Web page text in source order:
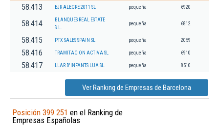
58.413 EJR ALEGRE 2011 SL pequeña 6920
58.414
BLANQUES REAL ESTATE
S.L.
pequeña 6812
58.415 PTX SALES SPAIN SL pequeña 2059
58.416 TRAMITACION ACTIVA SL pequeña 6910
58.417 LLAR D'INFANTS LUA SL. pequeña 8510
Ver Ranking de Empresas de Barcelona
Posición 399.251 en el Ranking de
Empresas Españolas